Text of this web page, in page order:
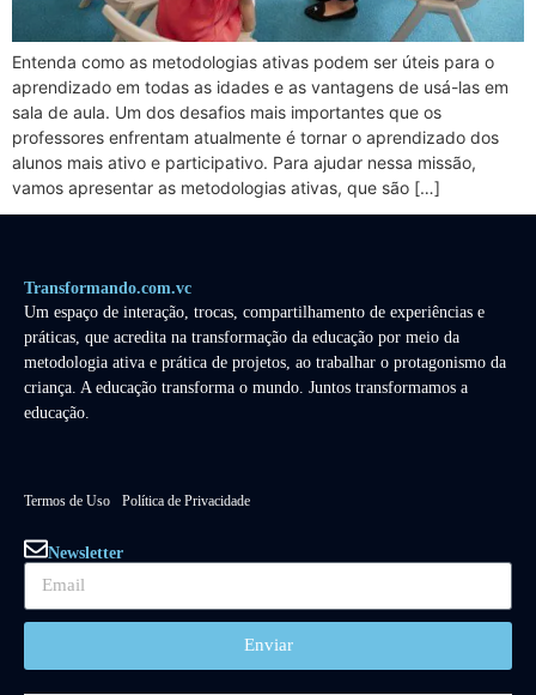
Entenda como as metodologias ativas podem ser úteis para o
aprendizado em todas as idades e as vantagens de usá-las em
sala de aula. Um dos desafios mais importantes que os
professores enfrentam atualmente é tornar o aprendizado dos
alunos mais ativo e participativo. Para ajudar nessa missão,
vamos apresentar as metodologias ativas, que são […]
Transformando.com.vc
Um espaço de interação, trocas, compartilhamento de experiências e
práticas, que acredita na transformação da educação por meio da
metodologia ativa e prática de projetos, ao trabalhar o protagonismo da
criança. A educação transforma o mundo. Juntos transformamos a
educação.
Termos de Uso Política de Privacidade
Newsletter
Enviar